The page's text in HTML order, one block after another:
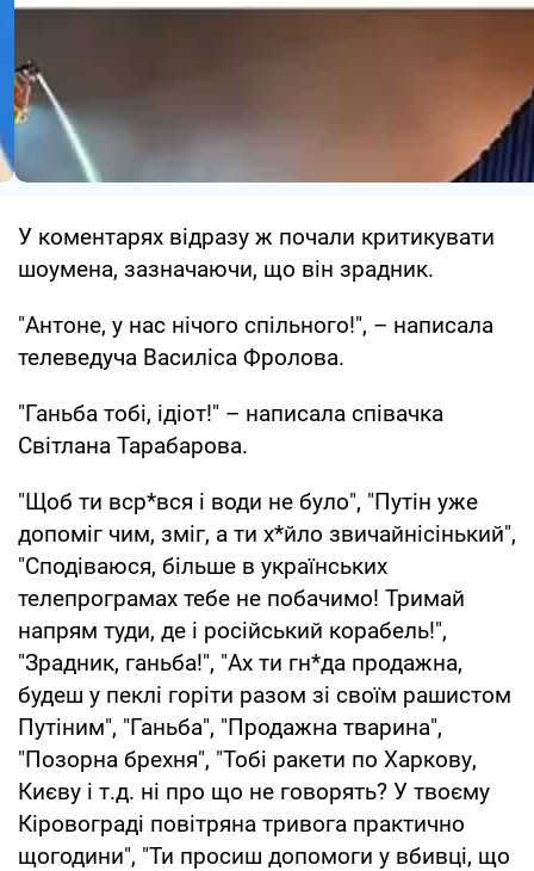
У коментарях відразу ж почали критикувати
шоумена, зазначаючи, що він зрадник.
"Антоне, у нас нічого спільного!", – написала
телеведуча Василіса Фролова.
"Ганьба тобі, ідіот!" – написала співачка
Світлана Тарабарова.
"Щоб ти вср*вся і води не було", "Путін уже
допоміг чим, зміг, а ти х*йло звичайнісінький",
"Сподіваюся, більше в українських
телепрограмах тебе не побачимо! Тримай
напрям туди, де і російський корабель!",
"Зрадник, ганьба!", "Ах ти гн*да продажна,
будеш у пеклі горіти разом зі своїм рашистом
Путіним", "Ганьба", "Продажна тварина",
"Позорна брехня", "Тобі ракети по Харкову,
Києву і т.д. ні про що не говорять? У твоєму
Кіровограді повітряна тривога практично
щогодини", "Ти просиш допомоги у вбивці, що